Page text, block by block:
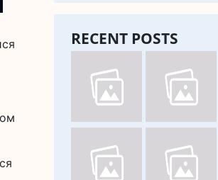
RECENT POSTS